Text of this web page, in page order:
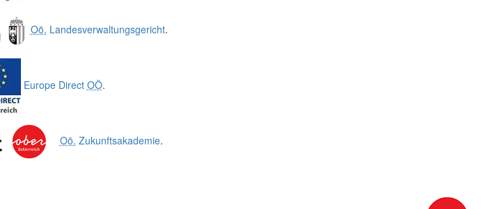
Oö. Landesverwaltungsgericht.
Europe Direct OÖ.
Oö. Zukunftsakademie.